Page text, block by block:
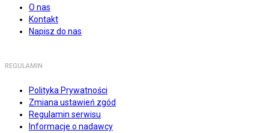
O nas
Kontakt
Napisz do nas
REGULAMIN
Polityka Prywatności
Zmiana ustawień zgód
Regulamin serwisu
Informacje o nadawcy